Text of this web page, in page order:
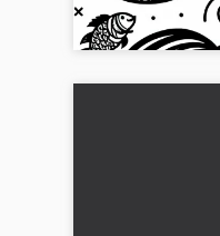
motiver. Last ned